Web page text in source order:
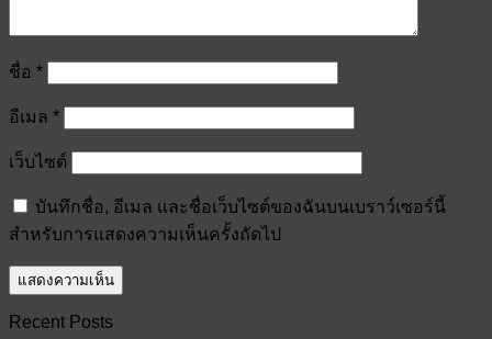
ชื่อ *
อีเมล *
เว็บไซต์
บันทึกชื่อ, อีเมล และชื่อเว็บไซต์ของฉันบนเบราว์เซอร์นี้
สำหรับการแสดงความเห็นครั้งถัดไป
Recent Posts